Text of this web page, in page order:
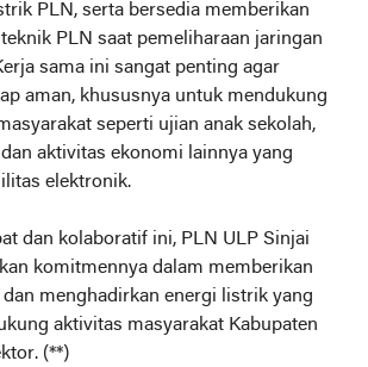
PLN, serta bersedia memberikan
PLN saat pemeliharaan jaringan
sama ini sangat penting agar
aman, khususnya untuk mendukung
seperti ujian anak sekolah,
aktivitas ekonomi lainnya yang
elektronik.
dan kolaboratif ini, PLN ULP Sinjai
komitmennya dalam memberikan
menghadirkan energi listrik yang
aktivitas masyarakat Kabupaten
(**)